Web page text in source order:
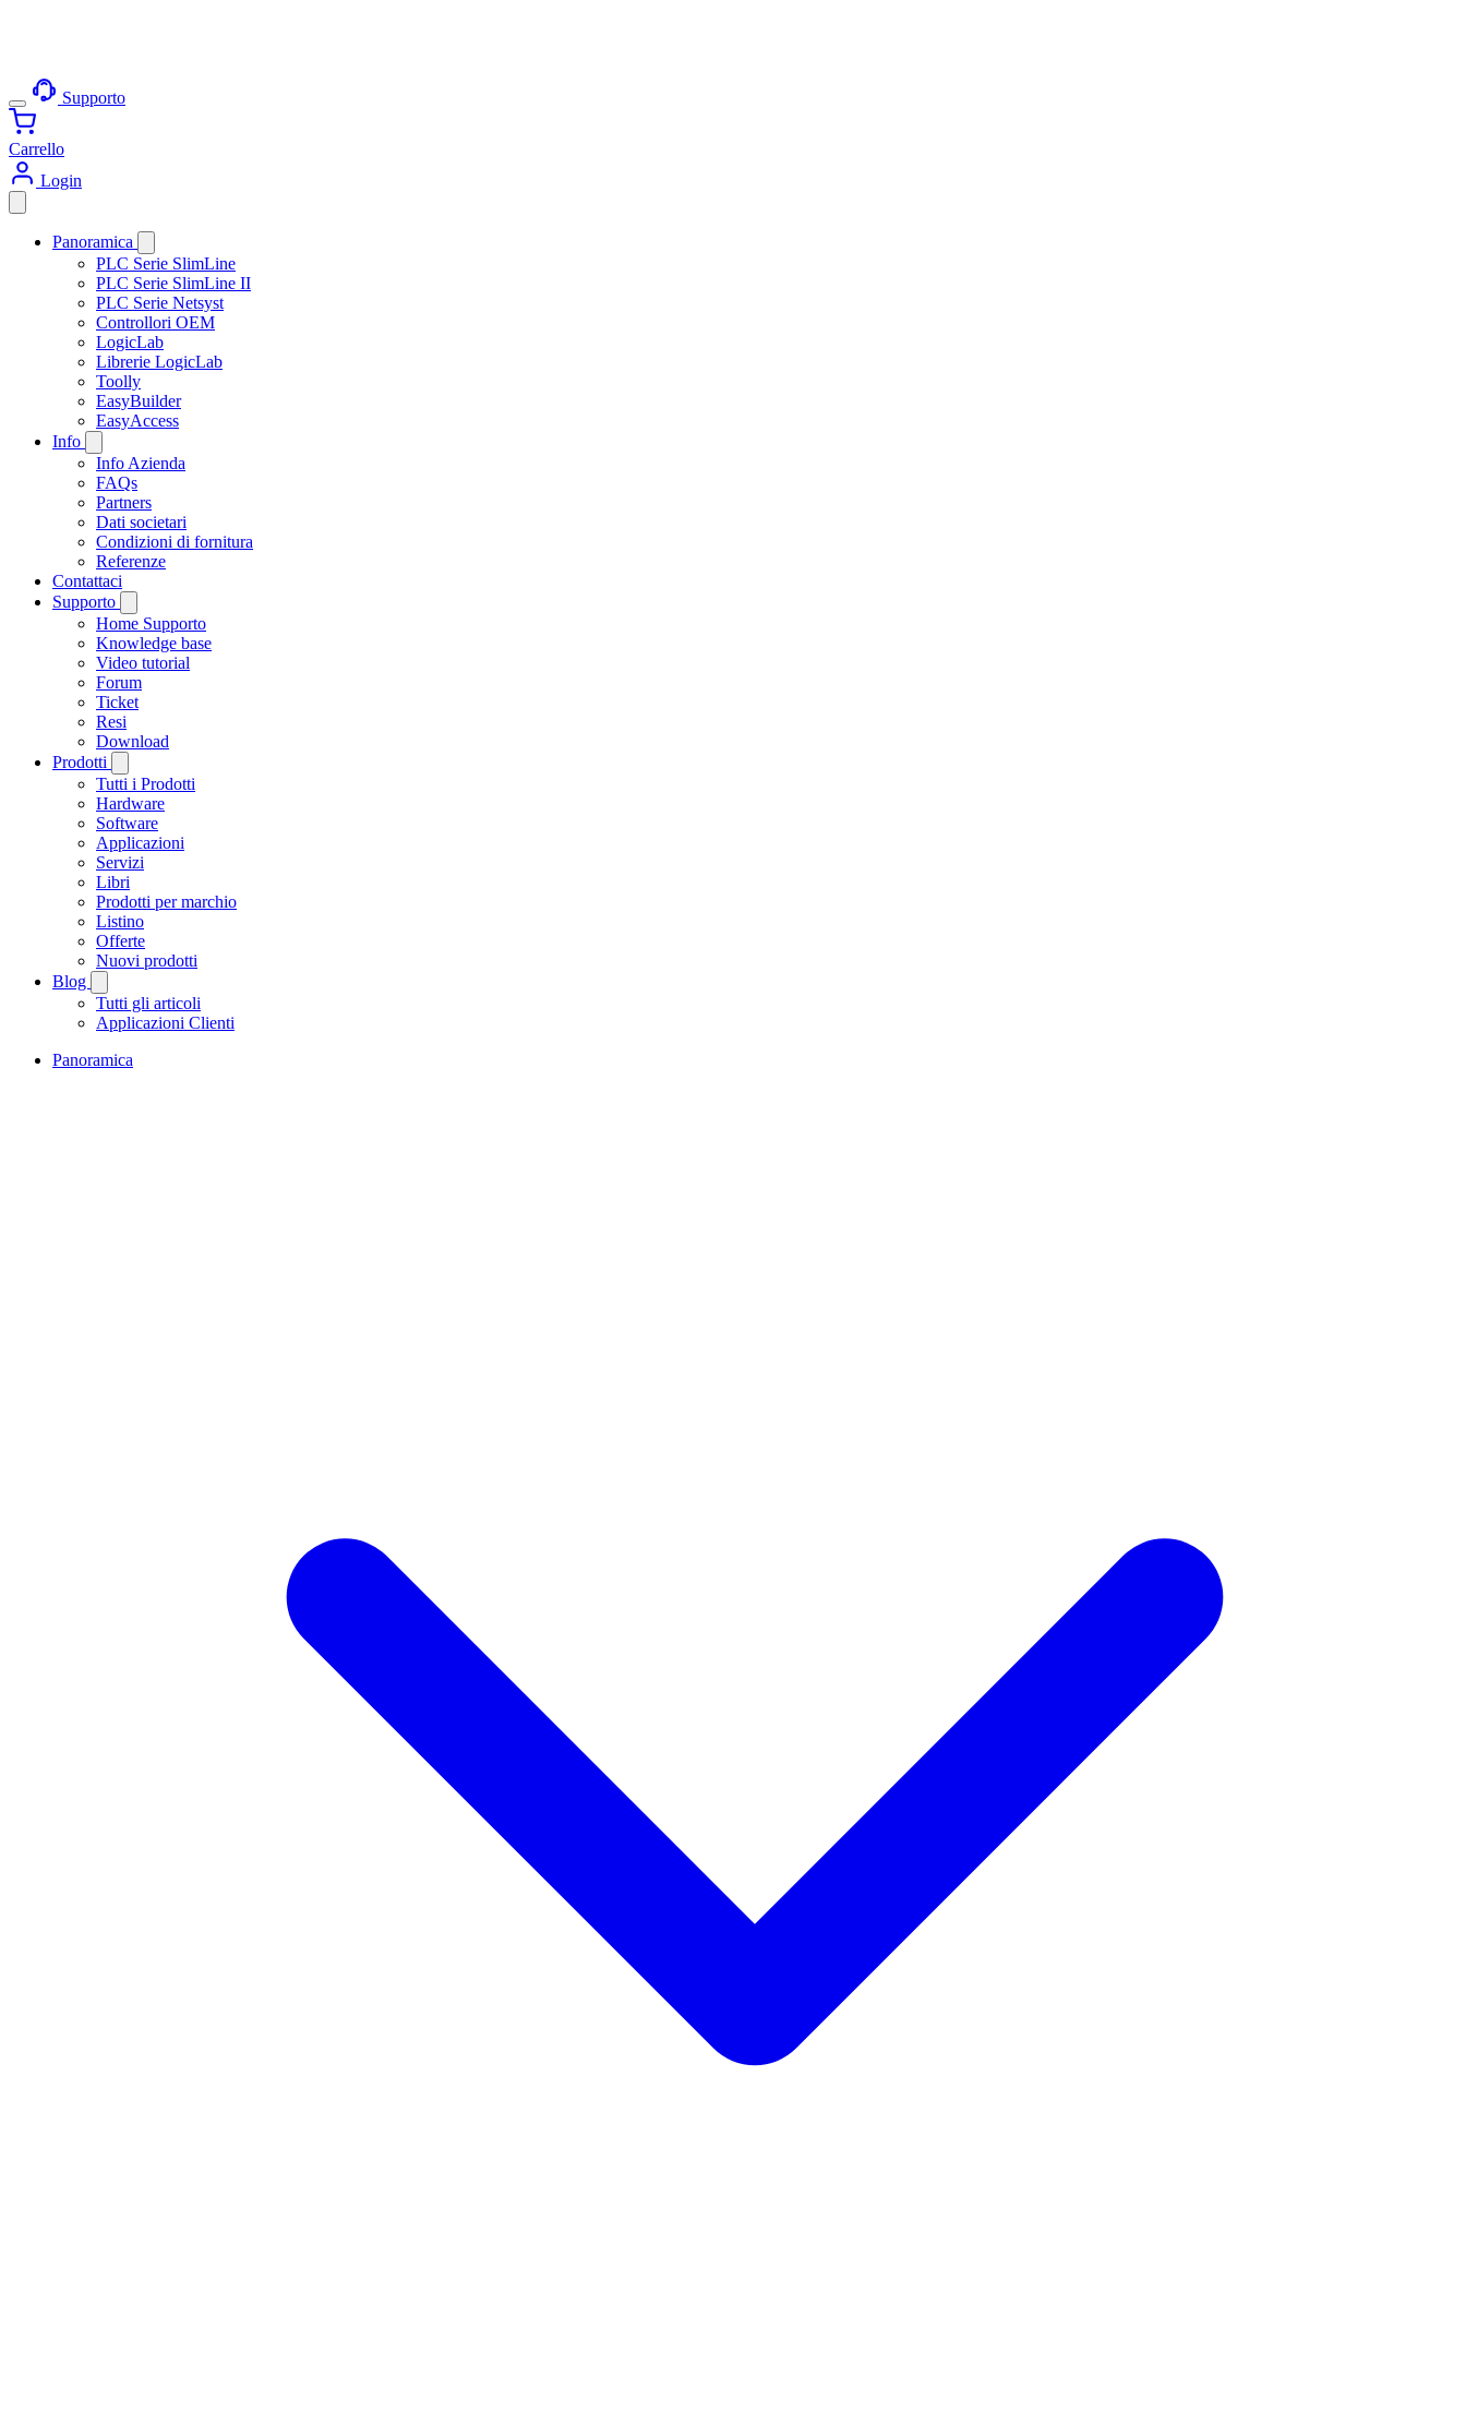
Supporto
Carrello
Login
Panoramica
PLC Serie SlimLine
PLC Serie SlimLine II
PLC Serie Netsyst
Controllori OEM
LogicLab
Librerie LogicLab
Toolly
EasyBuilder
EasyAccess
Info
Info Azienda
FAQs
Partners
Dati societari
Condizioni di fornitura
Referenze
Contattaci
Supporto
Home Supporto
Knowledge base
Video tutorial
Forum
Ticket
Resi
Download
Prodotti
Tutti i Prodotti
Hardware
Software
Applicazioni
Servizi
Libri
Prodotti per marchio
Listino
Offerte
Nuovi prodotti
Blog
Tutti gli articoli
Applicazioni Clienti
Panoramica